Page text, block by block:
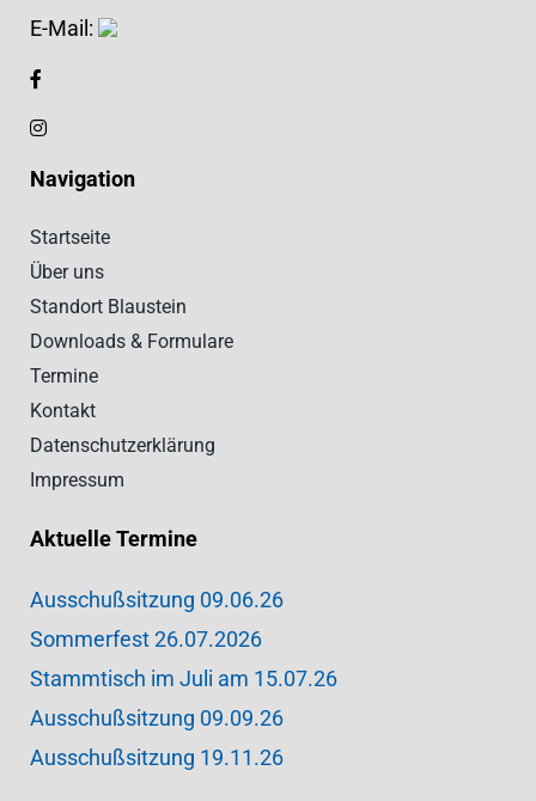
E-Mail:
Navigation
Startseite
Über uns
Standort Blaustein
Downloads & Formulare
Termine
Kontakt
Datenschutzerklärung
Impressum
Aktuelle Termine
Ausschußsitzung 09.06.26
Sommerfest 26.07.2026
Stammtisch im Juli am 15.07.26
Ausschußsitzung 09.09.26
Ausschußsitzung 19.11.26